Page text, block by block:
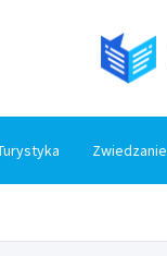
Zwiedzanie